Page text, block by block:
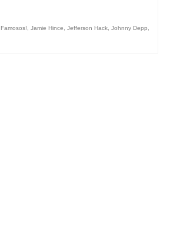
Famosos! Jamie Hince Jefferson Hack Johnny Depp